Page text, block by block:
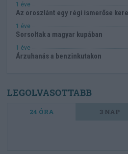
1 éve
Az oroszlánt egy régi ismerőse
1 éve
Sorsoltak a magyar kupában
1 éve
Árzuhanás a benzinkutakon
LEGOLVASOTTABB
24 ÓRA 3 NAP